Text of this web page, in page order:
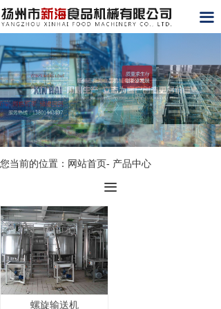
끀
网站首页
关于我们
产品展示
工程案例
荣誉资质
新闻动态
联系我们
您当前的位置：网站首页- 产品中心
끀
螺旋输送机